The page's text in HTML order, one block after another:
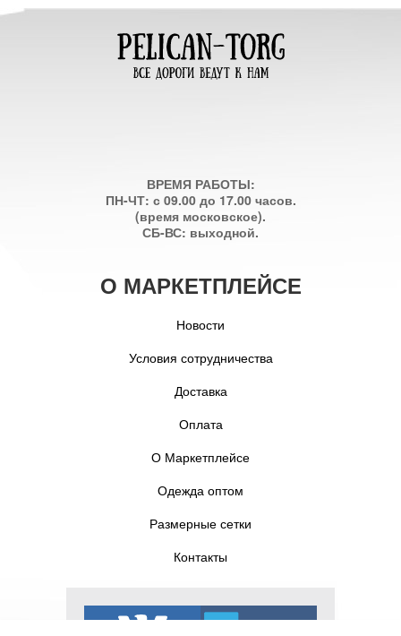
ВРЕМЯ РАБОТЫ:
ПН-ЧТ: с 09.00 до 17.00 часов.
(время московское).
СБ-ВС: выходной.
О МАРКЕТПЛЕЙСЕ
Новости
Условия сотрудничества
Доставка
Оплата
О Маркетплейсе
Одежда оптом
Размерные сетки
Контакты